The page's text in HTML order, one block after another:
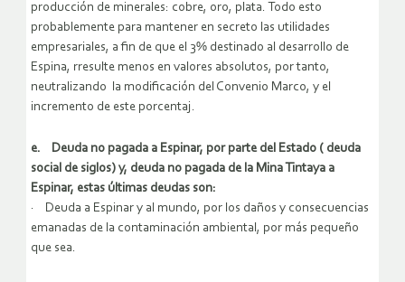
producción de minerales: cobre, oro, plata. Todo esto
probablemente para mantener en secreto las utilidades
empresariales, a fin de que el 3% destinado al desarrollo de
Espina, rresulte menos en valores absolutos, por tanto,
neutralizando la modificación del Convenio Marco, y el
incremento de este porcentaj.
e. Deuda no pagada a Espinar, por parte del Estado ( deuda
social de siglos) y, deuda no pagada de la Mina Tintaya a
Espinar, estas últimas deudas son:
· Deuda a Espinar y al mundo, por los daños y consecuencias
emanadas de la contaminación ambiental, por más pequeño
que sea.